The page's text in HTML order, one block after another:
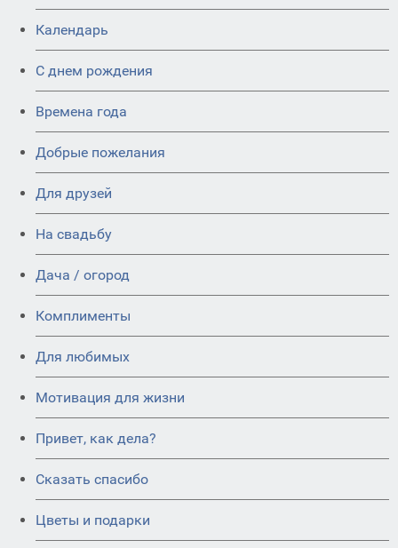
Календарь
C днем рождения
Времена года
Добрые пожелания
Для друзей
На свадьбу
Дача / огород
Комплименты
Для любимых
Мотивация для жизни
Привет, как дела?
Сказать спасибо
Цветы и подарки